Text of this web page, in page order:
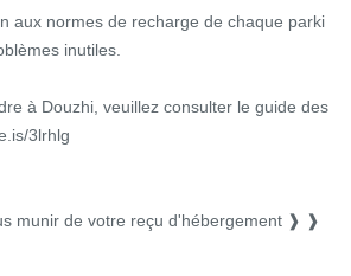
aux normes de recharge de chaque parki
inutiles.
à Douzhi, veuillez consulter le guide des
3lrhlg
munir de votre reçu d'hébergement ❱ ❱